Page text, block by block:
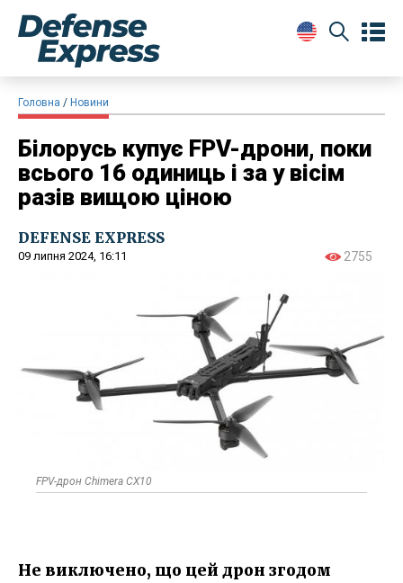
Головна Новини
Білорусь купує FPV-дрони, поки
всього 16 одиниць і за у вісім
разів вищою ціною
DEFENSE EXPRESS
09 липня 2024, 16:11 2755
FPV-дрон Chimera CX10
Не виключено, що цей дрон згодом